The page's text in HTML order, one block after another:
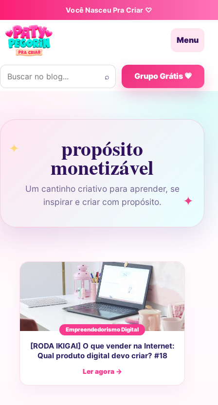
Pular para o conteúdoVocê Nasceu Pra Criar ♡
Menu
Buscar por:
⌕ Grupo Grátis 💗
propósito
monetizável
Um cantinho criativo para aprender, se
inspirar e criar com propósito.
Empreendedorismo Digital
[RODA IKIGAI] O que vender na Internet:
Qual produto digital devo criar? #18
Ler agora →